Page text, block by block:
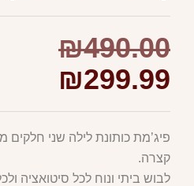
₪490.00
₪299.99
פיג’מת כותונת לילה שני חלקים
קצרה.
לבוש ביתי ונוח לכל סיטואציה